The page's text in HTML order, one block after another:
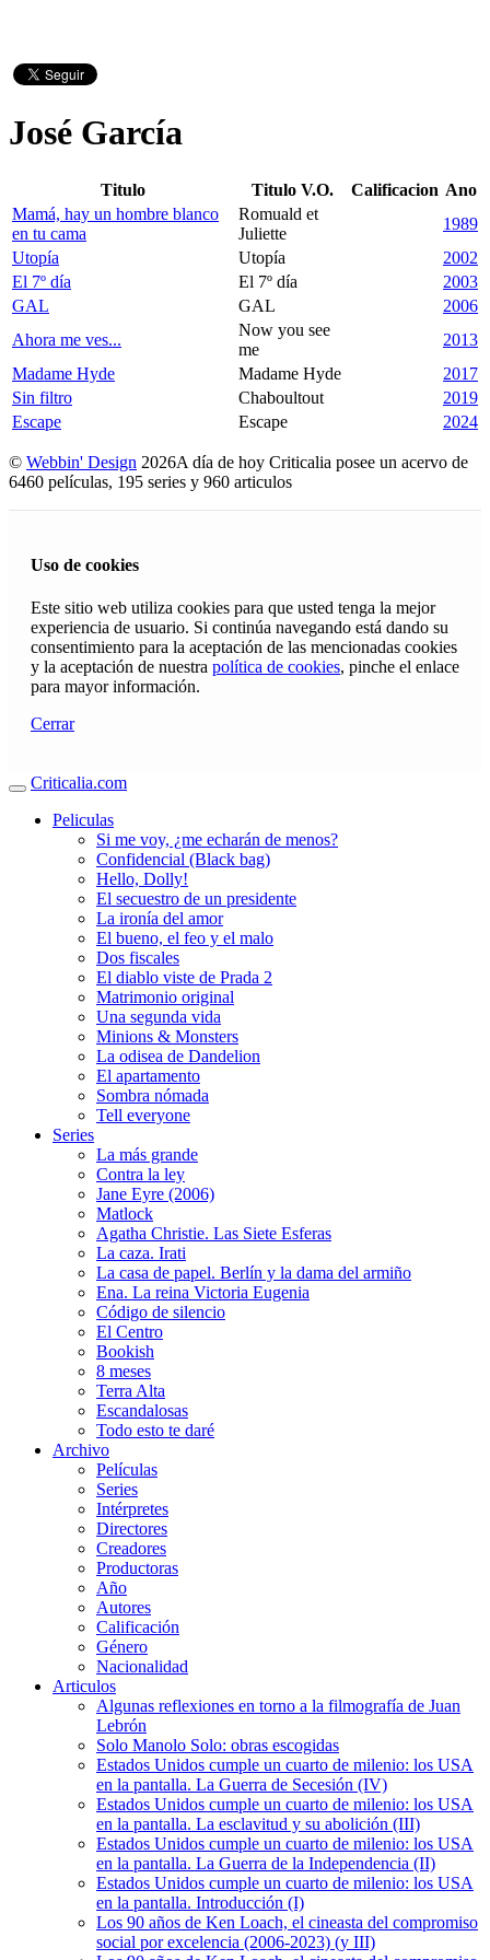
José García
Titulo Titulo V.O. Calificacion Ano
Mamá, hay un hombre blanco
en tu cama
Romuald et
Juliette
1989
Utopía
Utopía
2002
El 7º día
El 7º día
2003
GAL
GAL
2006
Ahora me ves...
Now you see
me
2013
Madame Hyde
Madame Hyde
2017
Sin filtro
Chaboultout
2019
Escape
Escape 2024
© Webbin' Design 2026A día de hoy Criticalia posee un acervo de
6460 películas, 195 series y 960 articulos
Uso de cookies
Este sitio web utiliza cookies para que usted tenga la mejor
experiencia de usuario. Si continúa navegando está dando su
consentimiento para la aceptación de las mencionadas cookies
y la aceptación de nuestra política de cookies, pinche el enlace
para mayor información.
Cerrar
Criticalia.com
Peliculas
Si me voy, ¿me echarán de menos?
Confidencial (Black bag)
Hello, Dolly!
El secuestro de un presidente
La ironía del amor
El bueno, el feo y el malo
Dos fiscales
El diablo viste de Prada 2
Matrimonio original
Una segunda vida
Minions & Monsters
La odisea de Dandelion
El apartamento
Sombra nómada
Tell everyone
Series
La más grande
Contra la ley
Jane Eyre (2006)
Matlock
Agatha Christie. Las Siete Esferas
La caza. Irati
La casa de papel. Berlín y la dama del armiño
Ena. La reina Victoria Eugenia
Código de silencio
El Centro
Bookish
8 meses
Terra Alta
Escandalosas
Todo esto te daré
Archivo
Películas
Series
Intérpretes
Directores
Creadores
Productoras
Año
Autores
Calificación
Género
Nacionalidad
Articulos
Algunas reflexiones en torno a la filmografía de Juan
Lebrón
Solo Manolo Solo: obras escogidas
Estados Unidos cumple un cuarto de milenio: los USA
en la pantalla. La Guerra de Secesión (IV)
Estados Unidos cumple un cuarto de milenio: los USA
en la pantalla. La esclavitud y su abolición (III)
Estados Unidos cumple un cuarto de milenio: los USA
en la pantalla. La Guerra de la Independencia (II)
Estados Unidos cumple un cuarto de milenio: los USA
en la pantalla. Introducción (I)
Los 90 años de Ken Loach, el cineasta del compromiso
social por excelencia (2006-2023) (y III)